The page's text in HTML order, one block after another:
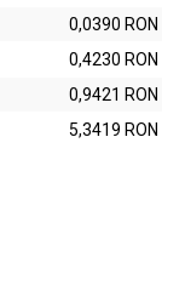
0,0390 RON
0,4230 RON
0,9421 RON
5,3419 RON